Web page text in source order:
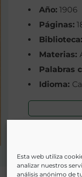
Esta web utiliza
analizar nuestros
análisis anónimo de
Año: 1906
Páginas:
Biblioteca:
Materias:
Palabras
Idioma: